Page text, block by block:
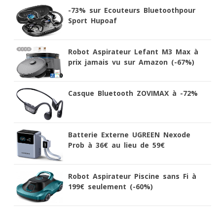
-73% sur Ecouteurs Bluetoothpour
Sport Hupoaf
Robot Aspirateur Lefant M3 Max à
prix jamais vu sur Amazon (-67%)
Casque Bluetooth ZOVIMAX à -72%
Batterie Externe UGREEN Nexode
Prob à 36€ au lieu de 59€
Robot Aspirateur Piscine sans Fi à
199€ seulement (-60%)